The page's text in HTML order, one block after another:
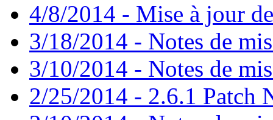
4/8/2014 - Mise à jour
3/18/2014 - Notes de
3/10/2014 - Notes de
2/25/2014 - 2.6.1 Patch